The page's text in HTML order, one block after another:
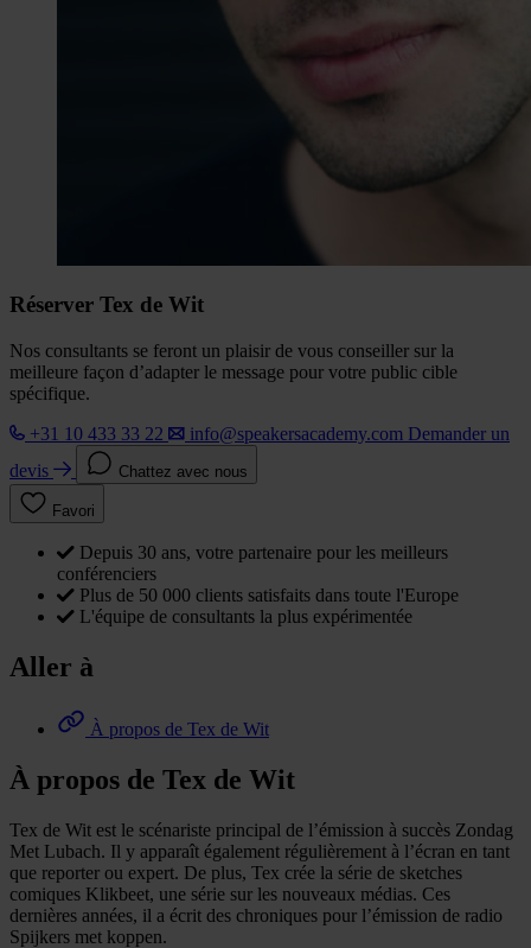
Réserver Tex de Wit
Nos consultants se feront un plaisir de vous conseiller sur la
meilleure façon d’adapter le message pour votre public cible
spécifique.
+31 10 433 33 22
info@speakersacademy.com Demander un
devis
Chattez avec nous
Favori
Depuis 30 ans, votre partenaire pour les meilleurs
conférenciers
Plus de 50 000 clients satisfaits dans toute l'Europe
L'équipe de consultants la plus expérimentée
Aller à
À propos de Tex de Wit
À propos de Tex de Wit
Tex de Wit est le scénariste principal de l’émission à succès Zondag
Met Lubach. Il y apparaît également régulièrement à l’écran en tant
que reporter ou expert. De plus, Tex crée la série de sketches
comiques Klikbeet, une série sur les nouveaux médias. Ces
dernières années, il a écrit des chroniques pour l’émission de radio
Spijkers met koppen.